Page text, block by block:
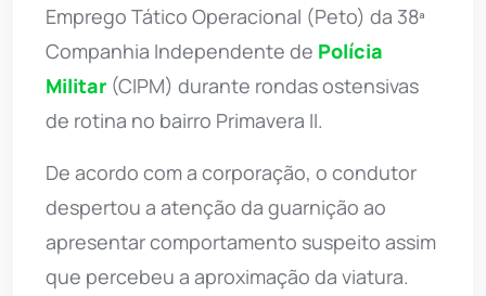
Emprego Tático Operacional (Peto) da 38ª
Companhia Independente de Polícia
Militar (CIPM) durante rondas ostensivas
de rotina no bairro Primavera II.
De acordo com a corporação, o condutor
despertou a atenção da guarnição ao
apresentar comportamento suspeito assim
que percebeu a aproximação da viatura.